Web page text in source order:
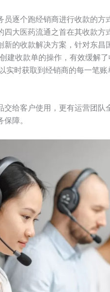
逐个跑经销商进行收款的
大医药流通之首在其收款
的收款解决方案，针对东
建收款单的操作，有效缓解
实时获取到经销商的每一笔
给客户使用，更有运营团
障。